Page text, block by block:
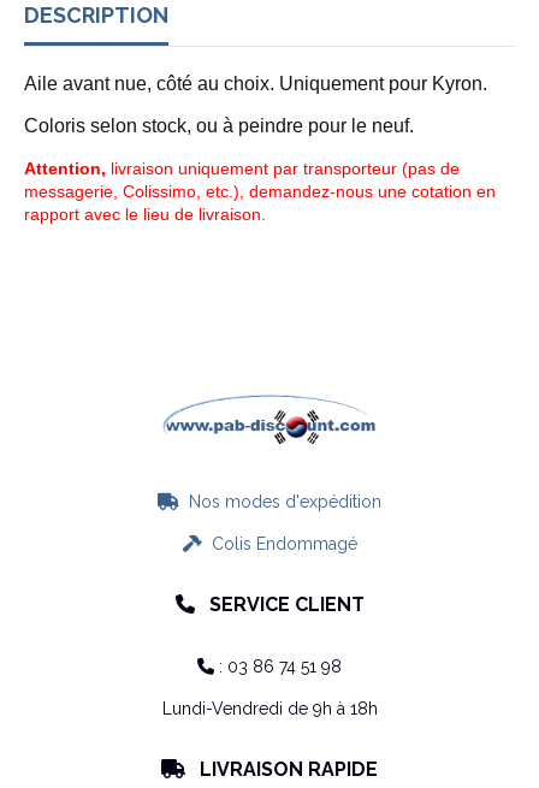
DESCRIPTION
Aile avant nue, côté au choix. Uniquement pour Kyron.
Coloris selon stock, ou à peindre pour le neuf.
Attention, livraison uniquement par transporteur (pas de
messagerie, Colissimo, etc.), demandez-nous une cotation en
rapport avec le lieu de livraison.
 Nos modes d'expédition
Colis Endommagé
 SERVICE CLIENT
 : 03 86 74 51 98
Lundi-Vendredi de 9h à 18h
 LIVRAISON RAPIDE